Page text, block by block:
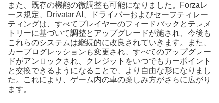
また、既存の機能の微調整も可能になりました。Forzaレ
ース規定、Drivatar AI、ドライバーおよびセーフティレー
ティングは、すべてプレイヤーのフィードバックとテレメ
トリーに基づいて調整とアップグレードが施され、今後も
これらのシステムは継続的に改良されていきます。また、
カープログレッションも変更され、すべてのアップグレー
ドがアンロックされ、クレジットをいつでもカーポイント
と交換できるようになることで、より自由な形になりまし
た。これにより、ゲーム内の車の楽しみ方がさらに広がり
ます。